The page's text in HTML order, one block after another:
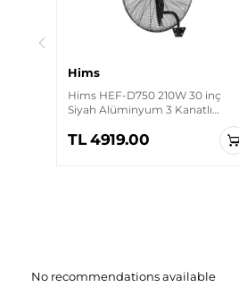
Hims
Hims HEF-D750 210W 30 inç
Siyah Alüminyum 3 Kanatlı
TL 4919.00
No recommendations available